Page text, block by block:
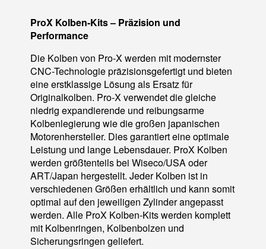
ProX Kolben-Kits – Präzision und
Performance
Die Kolben von Pro-X werden mit modernster
CNC-Technologie präzisionsgefertigt und bieten
eine erstklassige Lösung als Ersatz für
Originalkolben. Pro-X verwendet die gleiche
niedrig expandierende und reibungsarme
Kolbenlegierung wie die großen japanischen
Motorenhersteller. Dies garantiert eine optimale
Leistung und lange Lebensdauer. ProX Kolben
werden größtenteils bei Wiseco/USA oder
ART/Japan hergestellt. Jeder Kolben ist in
verschiedenen Größen erhältlich und kann somit
optimal auf den jeweiligen Zylinder angepasst
werden. Alle ProX Kolben-Kits werden komplett
mit Kolbenringen, Kolbenbolzen und
Sicherungsringen geliefert.